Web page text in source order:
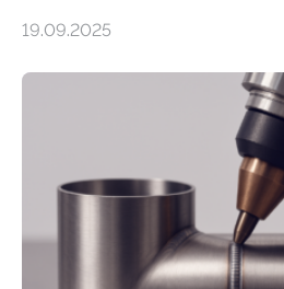
Automobil, Maschinenbau und in
Teile als eine Einheit verpacken.
der Benutzer vorgeben und
über die Positionierung der
Automatisierungsschnittstelle
besser in spezifische
einzubinden. Sankt Augustin –
vom 23. bis 25. September in
19.09.2025